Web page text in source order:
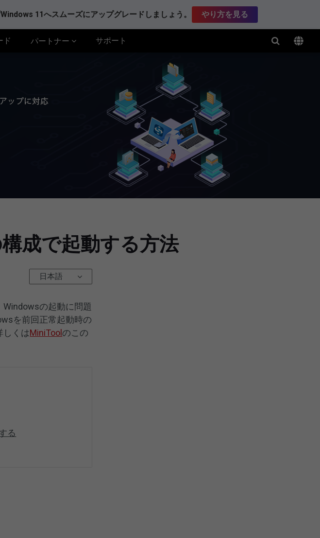
11へスムーズにアップグレードしましょう。 やり方を見る
ド パートナー サポート
成で起動する方法
日本語
の起動に問題
を前回正常起動時の
しくはMiniTool のこの
る